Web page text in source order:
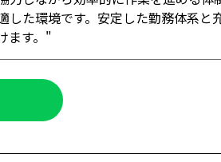
した環境です。安定した勤務体系と
ます。"